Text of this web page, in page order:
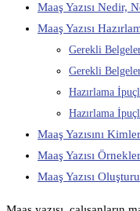
Maaş Yazısı Nedir,
Maaş Yazısı
Gerekli
Gerekli
Hazırlama
Hazırlama
Maaş Yazısını
Maaş Yazısı
Maaş Yazısı